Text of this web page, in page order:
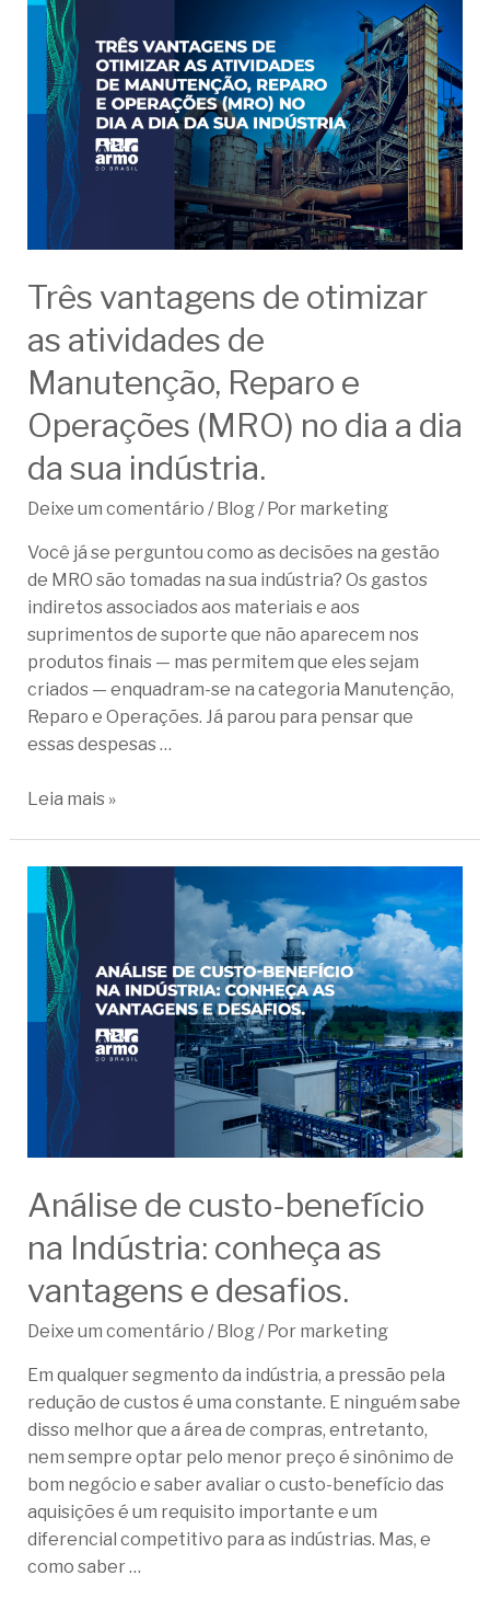
Três vantagens de otimizar
as atividades de
Manutenção, Reparo e
Operações (MRO) no dia a dia
da sua indústria.
Deixe um comentário /Blog/ Por marketing
Você já se perguntou como as decisões na gestão
de MRO são tomadas na sua indústria? Os gastos
indiretos associados aos materiais e aos
suprimentos de suporte que não aparecem nos
produtos finais — mas permitem que eles sejam
criados — enquadram-se na categoria Manutenção,
Reparo e Operações. Já parou para pensar que
essas despesas …
Leia mais »
Análise de custo-benefício
na Indústria: conheça as
vantagens e desafios.
Deixe um comentário / Blog/ Por marketing
Em qualquer segmento da indústria, a pressão pela
redução de custos é uma constante. E ninguém sabe
disso melhor que a área de compras, entretanto,
nem sempre optar pelo menor preço é sinônimo de
bom negócio e saber avaliar o custo-benefício das
aquisições é um requisito importante e um
diferencial competitivo para as indústrias. Mas, e
como saber …